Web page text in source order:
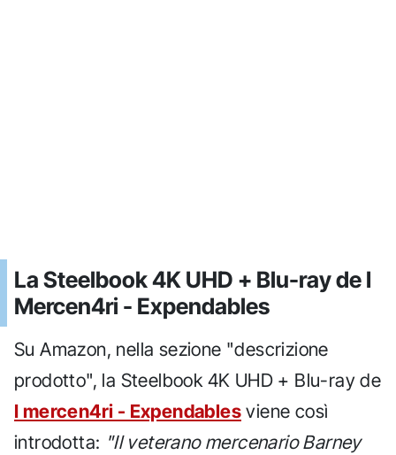
La Steelbook 4K UHD + Blu-ray de I
Mercen4ri - Expendables
Su Amazon, nella sezione "descrizione
prodotto", la Steelbook 4K UHD + Blu-ray de
I mercen4ri - Expendables viene così
introdotta: "Il veterano mercenario Barney